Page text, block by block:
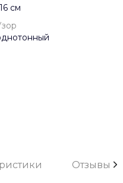
см
Отзывы